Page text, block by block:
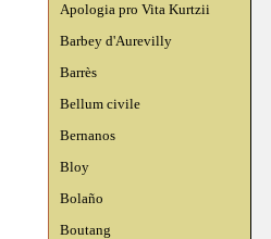
Apologia pro Vita Kurtzii
Barbey d'Aurevilly
Barrès
Bellum civile
Bernanos
Bloy
Bolaño
Boutang